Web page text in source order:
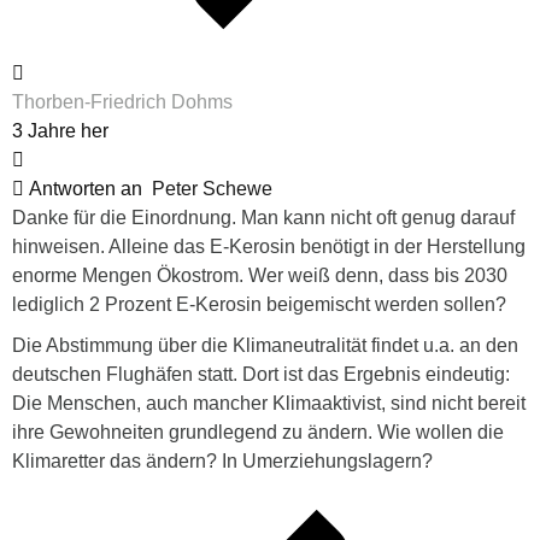
Thorben-Friedrich Dohms
3 Jahre her
Antworten an
Peter Schewe
Danke für die Einordnung. Man kann nicht oft genug darauf
hinweisen. Alleine das E-Kerosin benötigt in der Herstellung
enorme Mengen Ökostrom. Wer weiß denn, dass bis 2030
lediglich 2 Prozent E-Kerosin beigemischt werden sollen?
Die Abstimmung über die Klimaneutralität findet u.a. an den
deutschen Flughäfen statt. Dort ist das Ergebnis eindeutig:
Die Menschen, auch mancher Klimaaktivist, sind nicht bereit
ihre Gewohneiten grundlegend zu ändern. Wie wollen die
Klimaretter das ändern? In Umerziehungslagern?